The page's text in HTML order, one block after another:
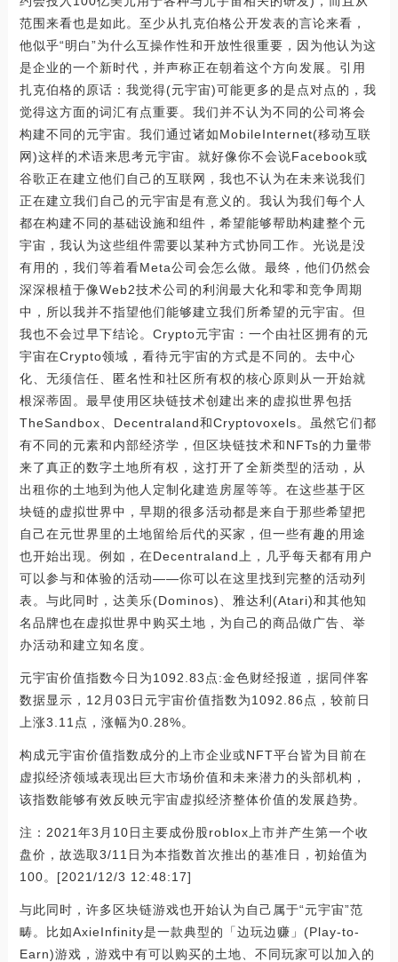
范围来看也是如此。至少从扎克伯格公开发表的言论来看，
他似乎“明白”为什么互操作性和开放性很重要，因为他认为这
是企业的一个新时代，并声称正在朝着这个方向发展。引用
扎克伯格的原话：我觉得(元宇宙)可能更多的是点对点的，我
觉得这方面的词汇有点重要。我们并不认为不同的公司将会
构建不同的元宇宙。我们通过诸如MobileInternet(移动互联
网)这样的术语来思考元宇宙。就好像你不会说Facebook或
谷歌正在建立他们自己的互联网，我也不认为在未来说我们
正在建立我们自己的元宇宙是有意义的。我认为我们每个人
都在构建不同的基础设施和组件，希望能够帮助构建整个元
宇宙，我认为这些组件需要以某种方式协同工作。光说是没
有用的，我们等着看Meta公司会怎么做。最终，他们仍然会
深深根植于像Web2技术公司的利润最大化和零和竞争周期
中，所以我并不指望他们能够建立我们所希望的元宇宙。但
我也不会过早下结论。Crypto元宇宙：一个由社区拥有的元
宇宙在Crypto领域，看待元宇宙的方式是不同的。去中心
化、无须信任、匿名性和社区所有权的核心原则从一开始就
根深蒂固。最早使用区块链技术创建出来的虚拟世界包括
TheSandbox、Decentraland和Cryptovoxels。虽然它们都
有不同的元素和内部经济学，但区块链技术和NFTs的力量带
来了真正的数字土地所有权，这打开了全新类型的活动，从
出租你的土地到为他人定制化建造房屋等等。在这些基于区
块链的虚拟世界中，早期的很多活动都是来自于那些希望把
自己在元世界里的土地留给后代的买家，但一些有趣的用途
也开始出现。例如，在Decentraland上，几乎每天都有用户
可以参与和体验的活动——你可以在这里找到完整的活动列
表。与此同时，达美乐(Dominos)、雅达利(Atari)和其他知
名品牌也在虚拟世界中购买土地，为自己的商品做广告、举
办活动和建立知名度。
元宇宙价值指数今日为1092.83点:金色财经报道，据同伴客
数据显示，12月03日元宇宙价值指数为1092.86点，较前日
上涨3.11点，涨幅为0.28%。
构成元宇宙价值指数成分的上市企业或NFT平台皆为目前在
虚拟经济领域表现出巨大市场价值和未来潜力的头部机构，
该指数能够有效反映元宇宙虚拟经济整体价值的发展趋势。
注：2021年3月10日主要成份股roblox上市并产生第一个收
盘价，故选取3/11日为本指数首次推出的基准日，初始值为
100。[2021/12/3 12:48:17]
与此同时，许多区块链游戏也开始认为自己属于“元宇宙”范
畴。比如AxieInfinity是一款典型的「边玩边赚」(Play-to-
Earn)游戏，游戏中有可以购买的土地、不同玩家可以加入的